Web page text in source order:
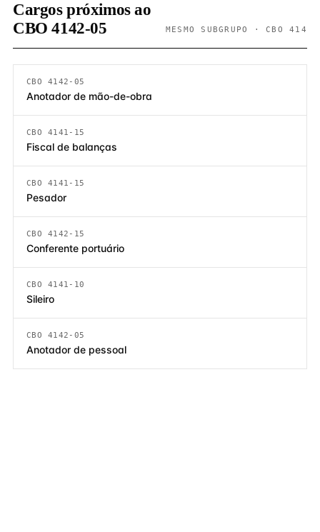
Cargos próximos ao
CBO 4142-05
MESMO SUBGRUPO · CBO 414
CBO 4142-05
Anotador de mão-de-obra
CBO 4141-15
Fiscal de balanças
CBO 4141-15
Pesador
CBO 4142-15
Conferente portuário
CBO 4141-10
Sileiro
CBO 4142-05
Anotador de pessoal